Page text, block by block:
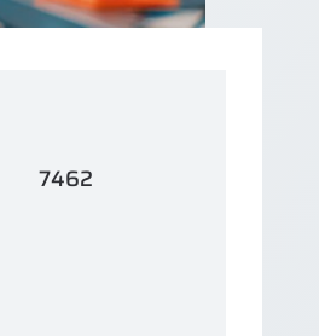
7462